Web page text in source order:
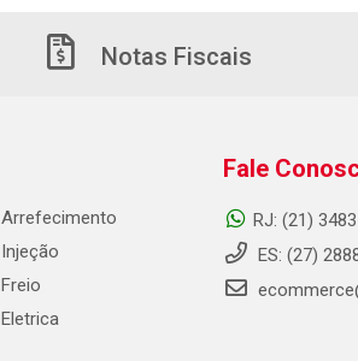
Notas Fiscais
Arrefecimento
Injeção
Freio
Eletrica
Fale
RJ: (21)
ES: (27)